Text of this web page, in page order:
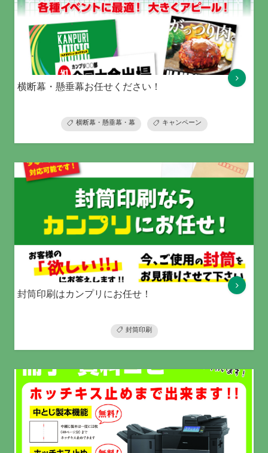
横断幕・懸垂幕お任せください！
横断幕・懸垂幕・幕 キャンペーン
封筒印刷はカンプリにお任せ！
封筒印刷